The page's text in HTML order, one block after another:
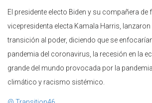
El presidente electo Biden y su compañera de
vicepresidenta electa Kamala Harris,
transición al poder, diciendo que se
pandemia del coronavirus, la recesión en la
grande del mundo provocada por la
climático y racismo sistémico.